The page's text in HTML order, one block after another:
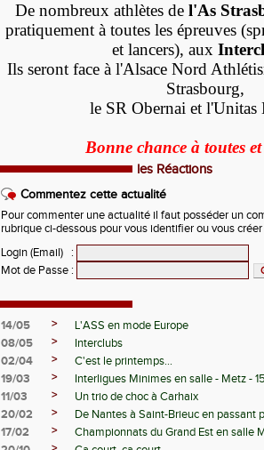
De nombreux athlètes de l'As
pratiquement à toutes les épreuves
et lancers), aux
Ils seront face à l'Alsace Nord
Strasbourg,
le SR Obernai et l'Unitas
Bonne chance à toutes
les Réactions
Commentez cette actualité
Pour commenter une actualité il faut posséder un
rubrique ci-dessous pour vous identifier ou vous
Login (Email)
:
Mot de Passe :
14/05 >
L'ASS en mode Europe
08/05
>
Interclubs
02/04
>
C'est le printemps...
19/03
>
Interligues Minimes en salle - Metz -
11/03
>
Un trio de choc à Carhaix
20/02
>
De Nantes à Saint-Brieuc en passant
17/02
>
Championnats du Grand Est en salle